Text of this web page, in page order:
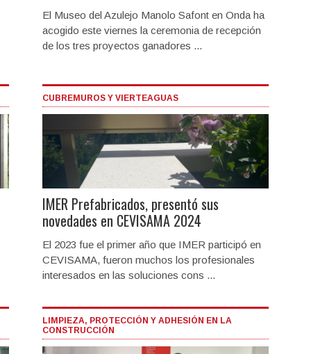
El Museo del Azulejo Manolo Safont en Onda ha
acogido este viernes la ceremonia de recepción
de los tres proyectos ganadores ...
CUBREMUROS Y VIERTEAGUAS
IMER Prefabricados, presentó sus
novedades en CEVISAMA 2024
El 2023 fue el primer año que IMER participó en
CEVISAMA, fueron muchos los profesionales
interesados en las soluciones cons ...
LIMPIEZA, PROTECCIÓN Y ADHESIÓN EN LA
CONSTRUCCIÓN